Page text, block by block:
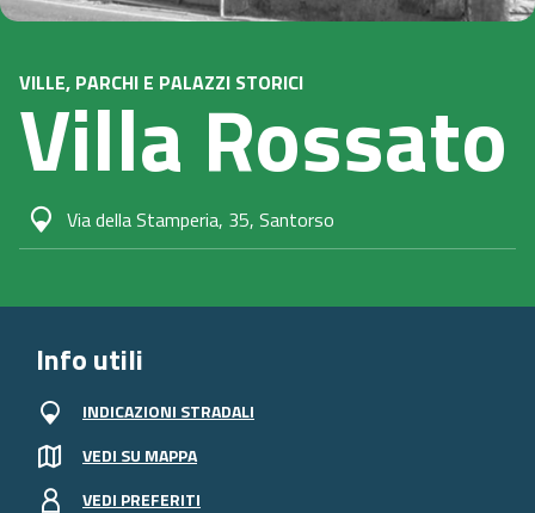
VILLE, PARCHI E PALAZZI STORICI
Villa Rossato
Via della Stamperia, 35, Santorso
Info utili
INDICAZIONI STRADALI
VEDI SU MAPPA
VEDI PREFERITI